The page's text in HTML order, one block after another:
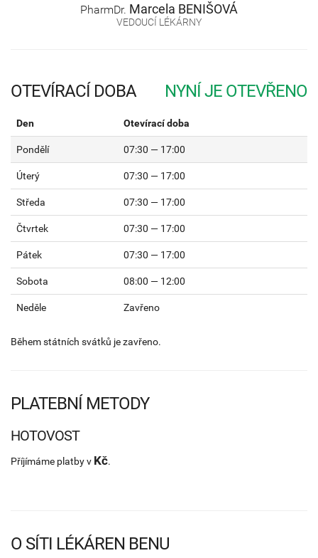
PharmDr. Marcela BENIŠOVÁ
VEDOUCÍ LÉKÁRNY
OTEVÍRACÍ DOBA
Den Otevírací doba
Pondělí 07:30 — 17:00
Úterý 07:30 — 17:00
Středa 07:30 — 17:00
Čtvrtek 07:30 — 17:00
Pátek 07:30 — 17:00
Sobota 08:00 — 12:00
Neděle Zavřeno
Během státních svátků je zavřeno.
PLATEBNÍ METODY
HOTOVOST
Příjímáme platby v Kč.
O SÍTI LÉKÁREN BENU